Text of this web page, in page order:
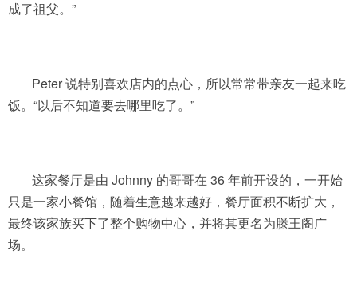
成了祖父。”
Peter 说特别喜欢店内的点心，所以常常带亲友一起来吃
饭。“以后不知道要去哪里吃了。”
这家餐厅是由 Johnny 的哥哥在 36 年前开设的，一开始
只是一家小餐馆，随着生意越来越好，餐厅面积不断扩大，
最终该家族买下了整个购物中心，并将其更名为滕王阁广
场。